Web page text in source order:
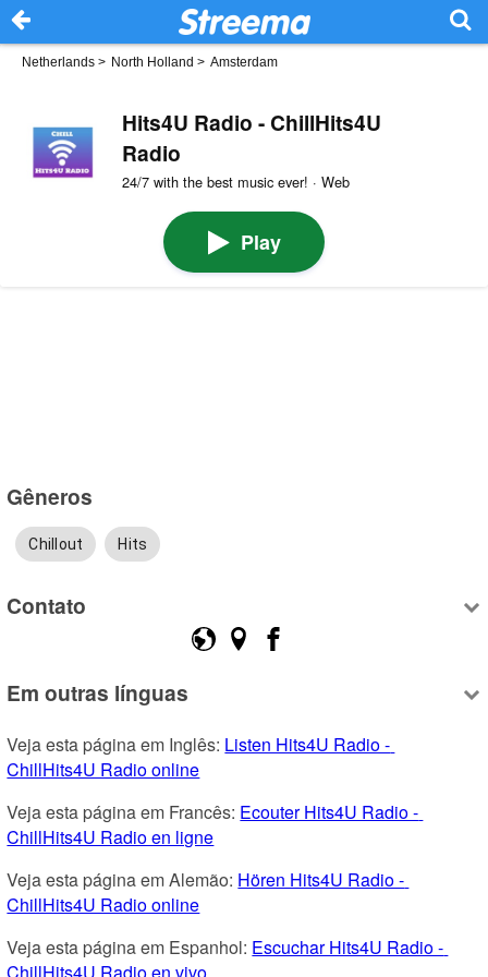
Netherlands > North Holland > Amsterdam
Hits4U Radio - ChillHits4U
Radio
24/7 with the best music ever! · Web
Play
Gêneros
Chillout Hits
Contato
Em outras línguas
Veja esta página em Inglês: Listen Hits4U Radio -
ChillHits4U Radio online
Veja esta página em Francês: Ecouter Hits4U Radio -
ChillHits4U Radio en ligne
Veja esta página em Alemão: Hören Hits4U Radio -
ChillHits4U Radio online
Veja esta página em Espanhol: Escuchar Hits4U Radio -
ChillHits4U Radio en vivo